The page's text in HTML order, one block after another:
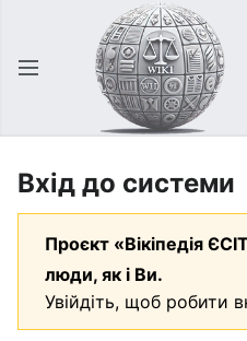
Відкрити головне меню
Вхід до системи
Проєкт «Вікіпедія
люди, як і Ви.
Увійдіть, щоб робити